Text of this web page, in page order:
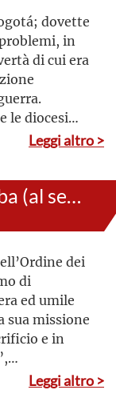
dovette
in
di cui era
le diocesi
a lui
Leggi altro >
Luigi Kosiba (al secolo: Pietro)
dei
di
ed umile
sua missione
e in
a
Leggi altro >